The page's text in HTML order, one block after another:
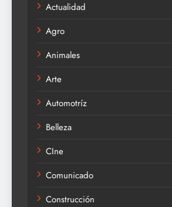
Actualidad
Agro
Animales
Arte
Automotríz
Belleza
CIne
Comunicado
Construcción